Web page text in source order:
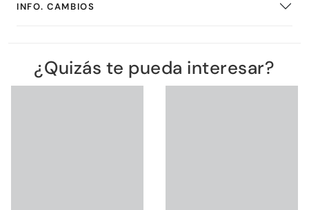
INFO. CAMBIOS
¿Quizás te pueda interesar?